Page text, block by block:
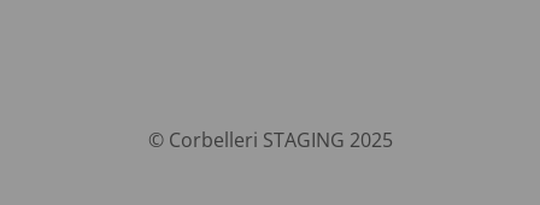
© Corbelleri STAGING 2025